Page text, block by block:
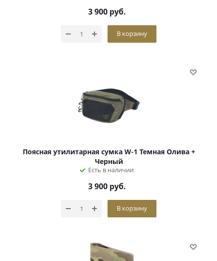
3 900 руб.
В корзину
Поясная утилитарная сумка W-1 Темная Олива +
Черный
Есть в наличии
3 900 руб.
В корзину